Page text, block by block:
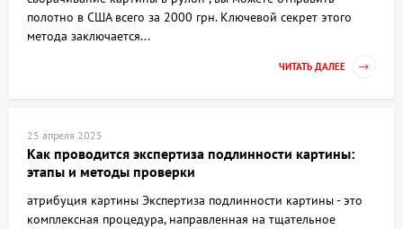
полотно в США всего за 2000 грн. Ключевой секрет этого
метода заключается...
ЧИТАТЬ ДАЛЕЕ
25 апреля 2025
Как проводится экспертиза подлинности картины:
этапы и методы проверки
атрибуция картины Экспертиза подлинности картины - это
комплексная процедура, направленная на тщательное